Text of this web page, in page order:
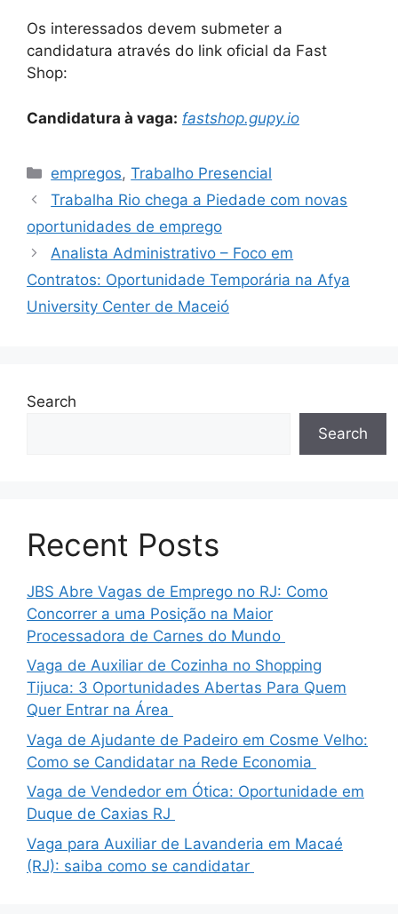
Os interessados devem submeter a
candidatura através do link oficial da Fast
Shop:
Candidatura à vaga: fastshop.gupy.io
Categories
empregos,Trabalho Presencial
Trabalha Rio chega a Piedade com novas
oportunidades de emprego
Analista Administrativo – Foco em
Contratos: Oportunidade Temporária na Afya
University Center de Maceió
Search
Search
Recent Posts
JBS Abre Vagas de Emprego no RJ: Como
Concorrer a uma Posição na Maior
Processadora de Carnes do Mundo
Vaga de Auxiliar de Cozinha no Shopping
Tijuca: 3 Oportunidades Abertas Para Quem
Quer Entrar na Área
Vaga de Ajudante de Padeiro em Cosme Velho:
Como se Candidatar na Rede Economia
Vaga de Vendedor em Ótica: Oportunidade em
Duque de Caxias RJ
Vaga para Auxiliar de Lavanderia em Macaé
(RJ): saiba como se candidatar